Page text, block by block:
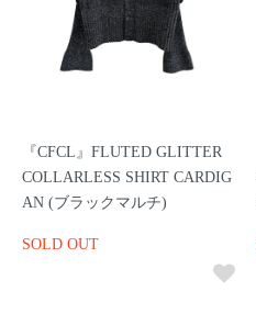
『CFCL』FLUTED GLITTER
COLLARLESS SHIRT CARDIG
AN (ブラックマルチ)
SOLD OUT